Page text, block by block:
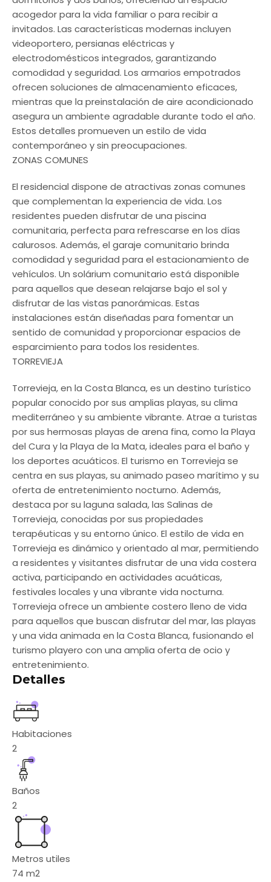
acogedor para la vida familiar o para recibir a
invitados. Las características modernas incluyen
videoportero, persianas eléctricas y
electrodomésticos integrados, garantizando
comodidad y seguridad. Los armarios empotrados
ofrecen soluciones de almacenamiento eficaces,
mientras que la preinstalación de aire acondicionado
asegura un ambiente agradable durante todo el año.
Estos detalles promueven un estilo de vida
contemporáneo y sin preocupaciones.
ZONAS COMUNES
El residencial dispone de atractivas zonas comunes
que complementan la experiencia de vida. Los
residentes pueden disfrutar de una piscina
comunitaria, perfecta para refrescarse en los días
calurosos. Además, el garaje comunitario brinda
comodidad y seguridad para el estacionamiento de
vehículos. Un solárium comunitario está disponible
para aquellos que desean relajarse bajo el sol y
disfrutar de las vistas panorámicas. Estas
instalaciones están diseñadas para fomentar un
sentido de comunidad y proporcionar espacios de
esparcimiento para todos los residentes.
TORREVIEJA
Torrevieja, en la Costa Blanca, es un destino turístico
popular conocido por sus amplias playas, su clima
mediterráneo y su ambiente vibrante. Atrae a turistas
por sus hermosas playas de arena fina, como la Playa
del Cura y la Playa de la Mata, ideales para el baño y
los deportes acuáticos. El turismo en Torrevieja se
centra en sus playas, su animado paseo marítimo y su
oferta de entretenimiento nocturno. Además,
destaca por su laguna salada, las Salinas de
Torrevieja, conocidas por sus propiedades
terapéuticas y su entorno único. El estilo de vida en
Torrevieja es dinámico y orientado al mar, permitiendo
a residentes y visitantes disfrutar de una vida costera
activa, participando en actividades acuáticas,
festivales locales y una vibrante vida nocturna.
Torrevieja ofrece un ambiente costero lleno de vida
para aquellos que buscan disfrutar del mar, las playas
y una vida animada en la Costa Blanca, fusionando el
turismo playero con una amplia oferta de ocio y
entretenimiento.
Detalles
Habitaciones
2
Baños
2
Metros utiles
74 m2